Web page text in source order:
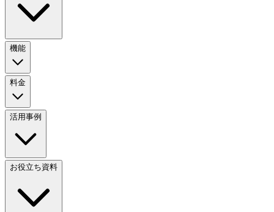
機能
料金
活用事例
お役立ち資料